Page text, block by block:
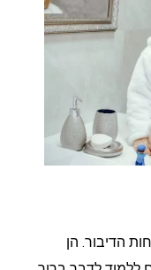
הדיבור. הן